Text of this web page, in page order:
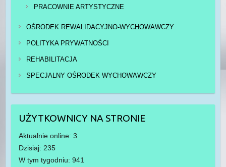
PRACOWNIE ARTYSTYCZNE
OŚRODEK REWALIDACYJNO-WYCHOWAWCZY
POLITYKA PRYWATNOŚCI
REHABILITACJA
SPECJALNY OŚRODEK WYCHOWAWCZY
UŻYTKOWNICY NA STRONIE
Aktualnie online: 3
Dzisiaj: 235
W tym tygodniu: 941